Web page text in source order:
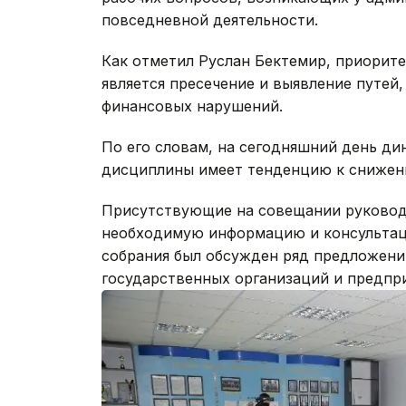
повседневной деятельности.
Как отметил Руслан Бектемир,
является пресечение и выявление
финансовых нарушений.
По его словам, на сегодняшний день
дисциплины имеет тенденцию к
Присутствующие на совещании
необходимую информацию и
собрания был обсужден ряд
государственных организаций и